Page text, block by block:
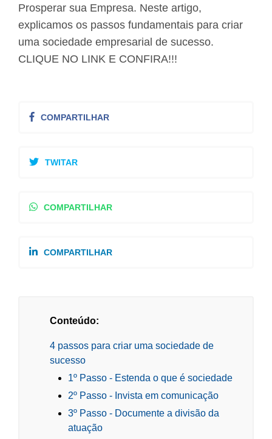
Prosperar sua Empresa. Neste artigo,
explicamos os passos fundamentais para criar
uma sociedade empresarial de sucesso.
CLIQUE NO LINK E CONFIRA!!!
COMPARTILHAR
TWITAR
COMPARTILHAR
COMPARTILHAR
Conteúdo:
4 passos para criar uma sociedade de
sucesso
1º Passo - Estenda o que é sociedade
2º Passo - Invista em comunicação
3º Passo - Documente a divisão da
atuação